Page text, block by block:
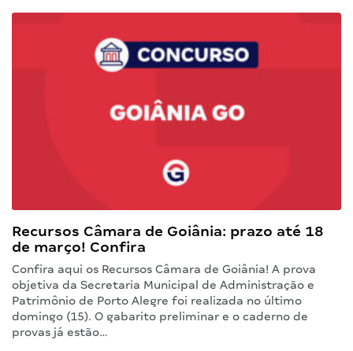
Recursos Câmara de Goiânia: prazo até 18
de março! Confira
Confira aqui os Recursos Câmara de Goiânia! A prova
objetiva da Secretaria Municipal de Administração e
Patrimônio de Porto Alegre foi realizada no último
domingo (15). O gabarito preliminar e o caderno de
provas já estão…